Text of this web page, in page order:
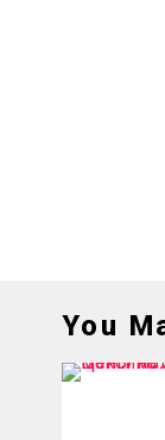
You